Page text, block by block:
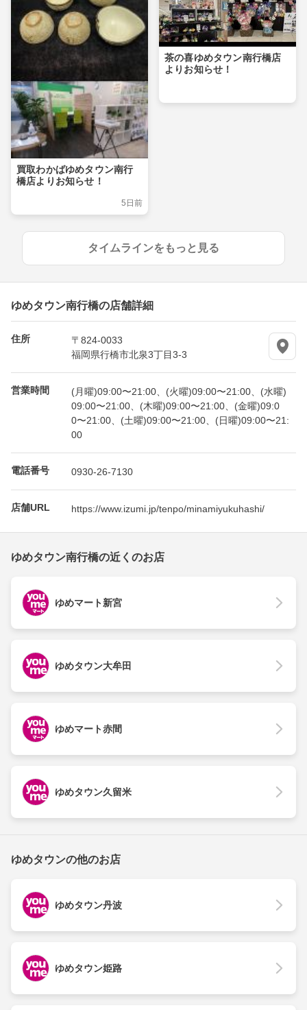
買取わかばゆめタウン南行
橋店よりお知らせ！
5日前
茶の喜ゆめタウン南行橋店
よりお知らせ！
タイムラインをもっと見る
ゆめタウン南行橋の店舗詳細
住所
〒824-0033
福岡県行橋市北泉3丁目3-3
営業時間
(月曜)09:00〜21:00、(火曜)09:00〜21:00、(水曜)
09:00〜21:00、(木曜)09:00〜21:00、(金曜)09:0
0〜21:00、(土曜)09:00〜21:00、(日曜)09:00〜21:
00
電話番号 0930-26-7130
店舗URL https://www.izumi.jp/tenpo/minamiyukuhashi/
ゆめタウン南行橋の近くのお店
ゆめマート新宮
ゆめタウン大牟田
ゆめマート赤間
ゆめタウン久留米
ゆめタウンの他のお店
ゆめタウン丹波
ゆめタウン姫路